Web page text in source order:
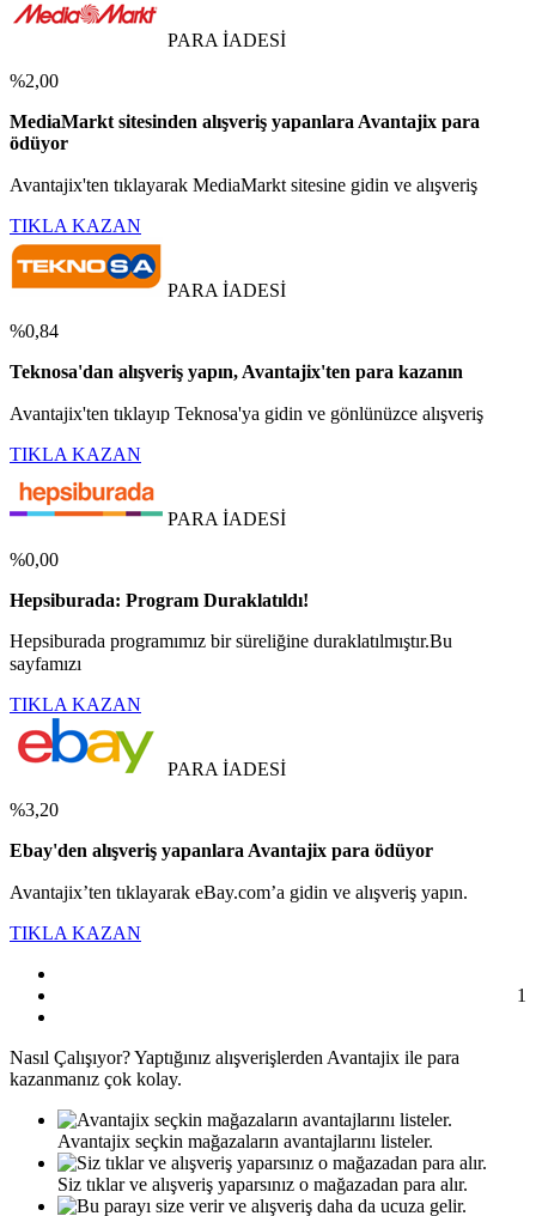
PARA İADESİ
%2,00
MediaMarkt sitesinden alışveriş yapanlara Avantajix para
ödüyor
Avantajix'ten tıklayarak MediaMarkt sitesine gidin ve alışveriş
TIKLA KAZAN
PARA İADESİ
%0,84
Teknosa'dan alışveriş yapın, Avantajix'ten para kazanın
Avantajix'ten tıklayıp Teknosa'ya gidin ve gönlünüzce alışveriş
TIKLA KAZAN
PARA İADESİ
%0,00
Hepsiburada: Program Duraklatıldı!
Hepsiburada programımız bir süreliğine duraklatılmıştır.Bu
sayfamızı
TIKLA KAZAN
PARA İADESİ
%3,20
Ebay'den alışveriş yapanlara Avantajix para ödüyor
Avantajix’ten tıklayarak eBay.com’a gidin ve alışveriş yapın.
TIKLA KAZAN
1
Nasıl Çalışıyor?Yaptığınız alışverişlerden Avantajix ile para
kazanmanız çok kolay.
Avantajix seçkin mağazaların avantajlarını listeler.
Siz tıklar ve alışveriş yaparsınız o mağazadan para alır.